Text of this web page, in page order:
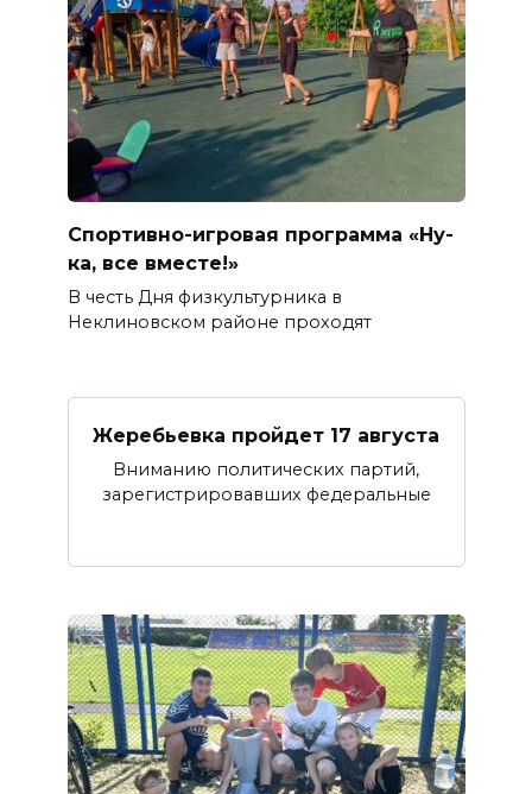
Спортивно-игровая программа «Ну-
ка, все вместе!»
В честь Дня физкультурника в
Неклиновском районе проходят
Жеребьевка пройдет 17 августа
Вниманию политических партий,
зарегистрировавших федеральные